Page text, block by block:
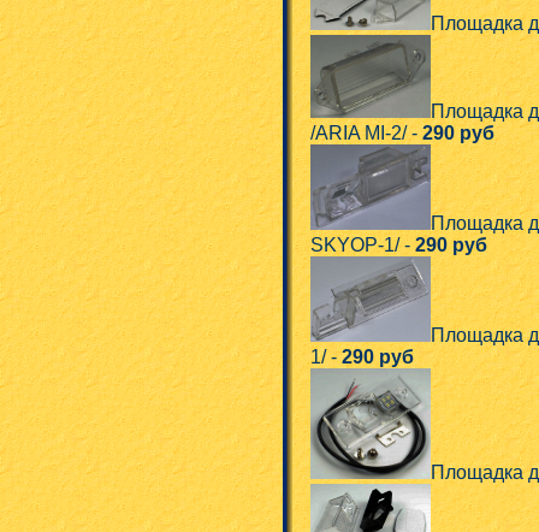
Площадка
Площадка
/ARIA MI-2/ -290 руб
Площадка
SKYOP-1/ - 290 руб
Площадка
1/ -290 руб
Площадка